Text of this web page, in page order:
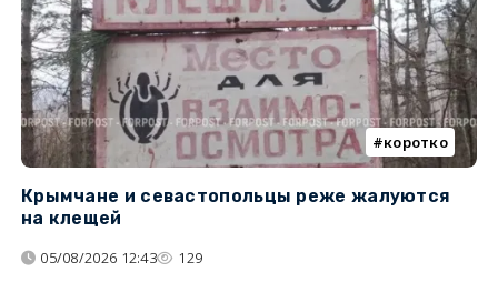
коротко
Крымчане и севастопольцы реже жалуются
на клещей
05/08/2026 12:43 129